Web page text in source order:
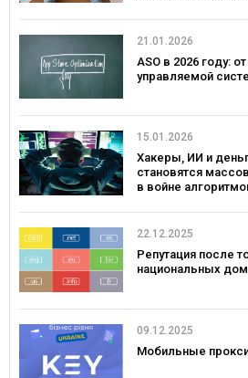
21.01.2026
ASO в 2026 году:
управляемой
15.01.2026
Хакеры, ИИ и
становятся
в войне
22.12.2025
Репутация после
национальных
09.12.2025
Мобильные